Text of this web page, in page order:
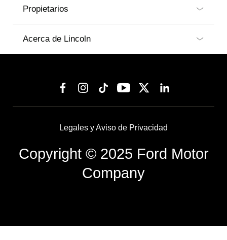
Propietarios
Acerca de Lincoln
Legales y Aviso de Privacidad
Copyright © 2025 Ford Motor
Company